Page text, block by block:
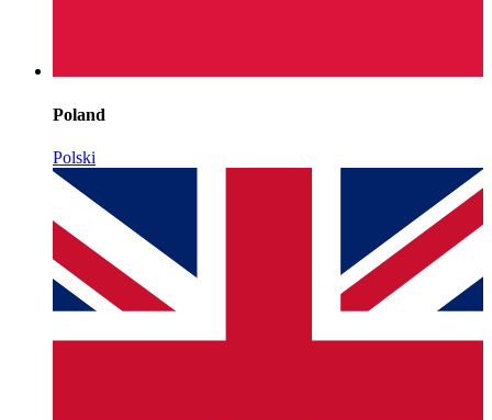
Poland
Polski